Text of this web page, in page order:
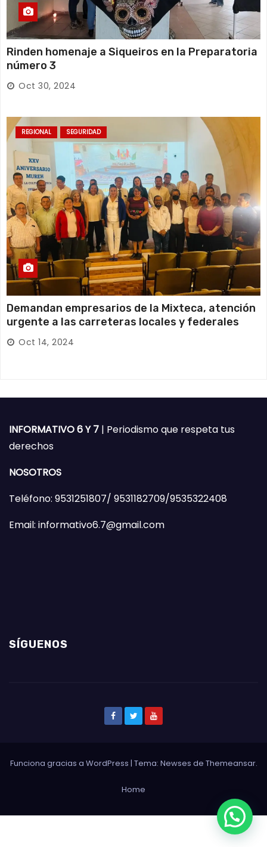
Rinden homenaje a Siqueiros en la Preparatoria
número 3
Oct 30, 2024
REGIONAL SEGURIDAD
Demandan empresarios de la Mixteca, atención
urgente a las carreteras locales y federales
Oct 14, 2024
INFORMATIVO 6 Y 7 | Periodismo que respeta tus
derechos
NOSOTROS
Teléfono: 9531251807/ 9531182709/9535322408
Email: informativo6.7@gmail.com
SÍGUENOS
Funciona gracias a WordPress | Tema: Newses de Themeansar.
Home